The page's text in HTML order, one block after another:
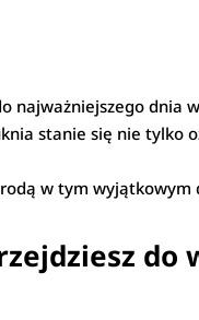
dnia
stanie się nie tylko
w tym wyjątkowym